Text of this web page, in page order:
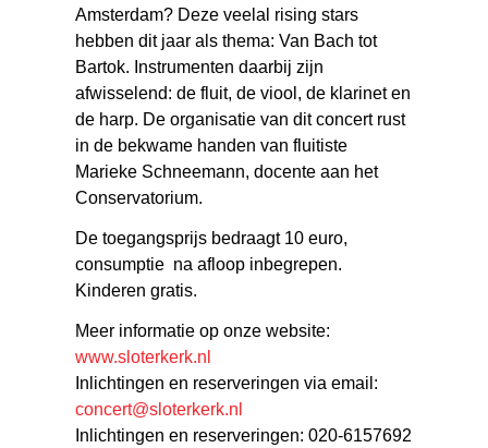
Amsterdam? Deze veelal rising stars
hebben dit jaar als thema: Van Bach tot
Bartok. Instrumenten daarbij zijn
afwisselend: de fluit, de viool, de klarinet en
de harp. De organisatie van dit concert rust
in de bekwame handen van fluitiste
Marieke Schneemann, docente aan het
Conservatorium.
De toegangsprijs bedraagt 10 euro,
consumptie na afloop inbegrepen.
Kinderen gratis.
Meer informatie op onze website:
www.sloterkerk.nl
Inlichtingen en reserveringen via email:
concert@sloterkerk.nl
Inlichtingen en reserveringen: 020-6157692